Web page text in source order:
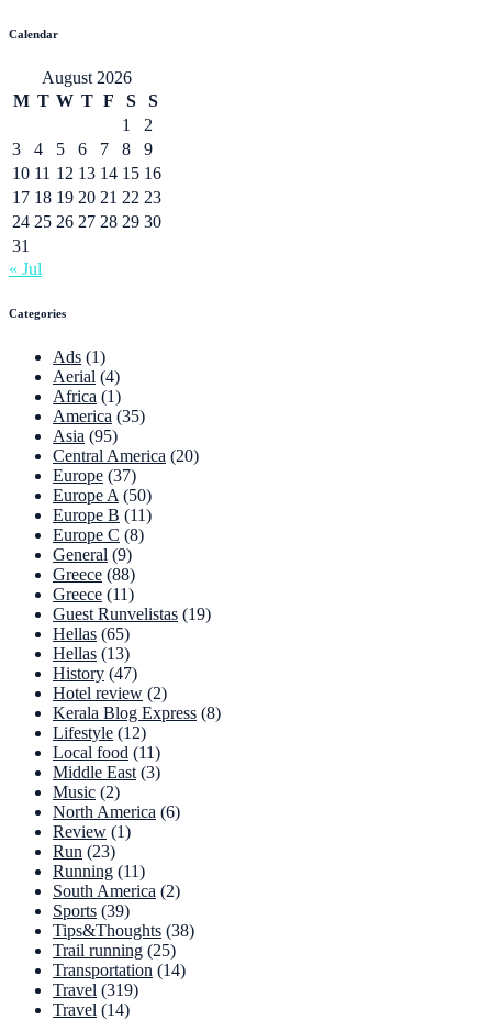
Calendar
August 2026
M T W T F S
S
1
2
3
4 5 6 7 8
9
10 11 12 13 14 15 16
17 18 19 20 21 22 23
24 25 26 27 28 29 30
31
« Jul
Categories
Ads (1)
Aerial (4)
Africa (1)
America (35)
Asia (95)
Central America (20)
Europe (37)
Europe A (50)
Europe B (11)
Europe C (8)
General (9)
Greece (88)
Greece (11)
Guest Runvelistas (19)
Hellas (65)
Hellas (13)
History (47)
Hotel review (2)
Kerala Blog Express (8)
Lifestyle (12)
Local food (11)
Middle East (3)
Music (2)
North America (6)
Review (1)
Run (23)
Running (11)
South America (2)
Sports (39)
Tips&Thoughts (38)
Trail running (25)
Transportation (14)
Travel (319)
Travel (14)